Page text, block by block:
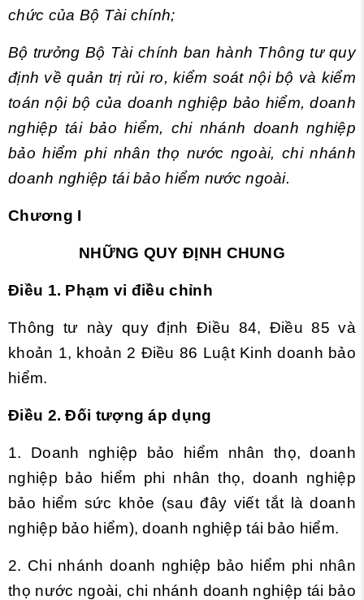
chức của Bộ Tài chính;
Bộ trưởng Bộ Tài chính ban hành Thông tư quy
định về quản trị rủi ro, kiểm soát nội bộ và kiểm
toán nội bộ của doanh nghiệp bảo hiểm, doanh
nghiệp tái bảo hiểm, chi nhánh doanh nghiệp
bảo hiểm phi nhân thọ nước ngoài, chi nhánh
doanh nghiệp tái bảo hiểm nước ngoài.
Chương I
NHỮNG QUY ĐỊNH CHUNG
Điều 1. Phạm vi điều chỉnh
Thông tư này quy định Điều 84, Điều 85 và
khoản 1, khoản 2 Điều 86 Luật Kinh doanh bảo
hiểm.
Điều 2. Đối tượng áp dụng
1. Doanh nghiệp bảo hiểm nhân thọ, doanh
nghiệp bảo hiểm phi nhân thọ, doanh nghiệp
bảo hiểm sức khỏe (sau đây viết tắt là doanh
nghiệp bảo hiểm), doanh nghiệp tái bảo hiểm.
2. Chi nhánh doanh nghiệp bảo hiểm phi nhân
thọ nước ngoài, chi nhánh doanh nghiệp tái bảo